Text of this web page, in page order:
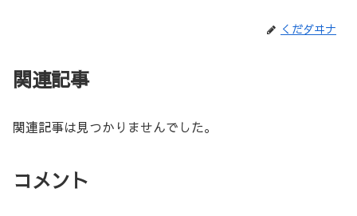
くだダヰナ
関連記事
関連記事は見つかりませんでした。
コメント